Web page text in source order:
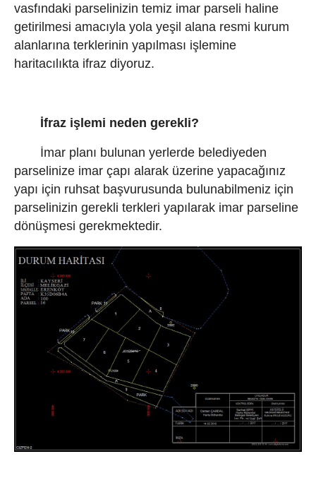
vasfındaki parselinizin temiz imar parseli haline
getirilmesi amacıyla yola yeşil alana resmi kurum
alanlarına terklerinin yapılması işlemine
haritacılıkta ifraz diyoruz.
İfraz işlemi neden gerekli?
İmar planı bulunan yerlerde belediyeden
parselinize imar çapı alarak üzerine yapacağınız
yapı için ruhsat başvurusunda bulunabilmeniz için
parselinizin gerekli terkleri yapılarak imar parseline
dönüşmesi gerekmektedir.